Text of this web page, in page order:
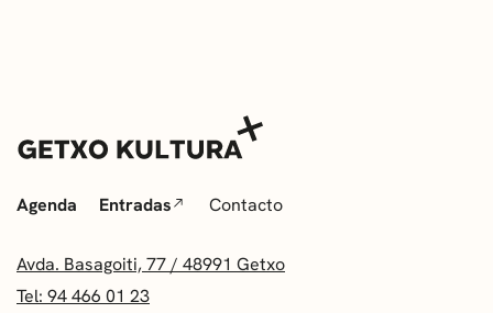
Agenda Entradas Contacto
Avda. Basagoiti, 77 / 48991 Getxo
Tel: 94 466 01 23